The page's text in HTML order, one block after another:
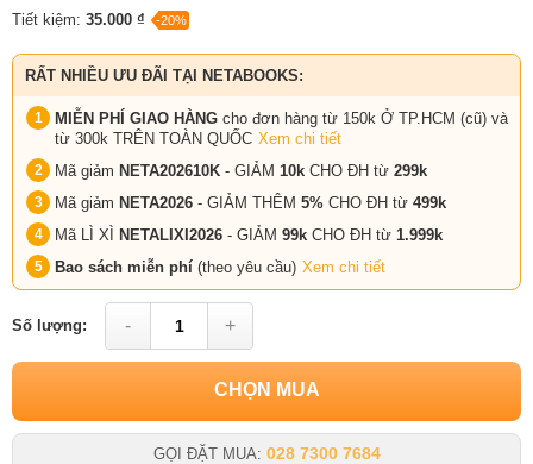
Tiết kiệm: 35.000 ₫ -20%
RẤT NHIỀU ƯU ĐÃI TẠI NETABOOKS:
MIỄN PHÍ GIAO HÀNG cho đơn hàng từ 150k Ở TP.HCM (cũ) và
từ 300k TRÊN TOÀN QUỐC Xem chi tiết
Mã giảm NETA202610K - GIẢM 10k CHO ĐH từ 299k
Mã giảm NETA2026 - GIẢM THÊM 5% CHO ĐH từ 499k
Mã LÌ XÌ NETALIXI2026 - GIẢM 99k CHO ĐH từ 1.999k
Bao sách miễn phí (theo yêu cầu) Xem chi tiết
Số lượng: - +
CHỌN MUA
GỌI ĐẶT MUA: 028 7300 7684